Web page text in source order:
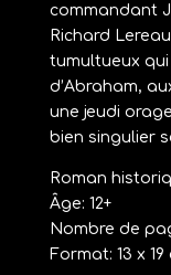
commandant
Richard
tumultueux
d’Abraham,
une jeudi
bien singulier
Roman
Âge: 12+
Nombre de
Format: 13 x 19